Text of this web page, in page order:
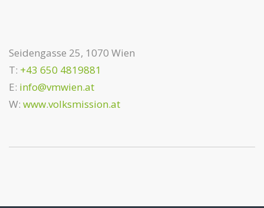
Seidengasse 25, 1070 Wien
T: +43 650 4819881
E: info@vmwien.at
W: www.volksmission.at